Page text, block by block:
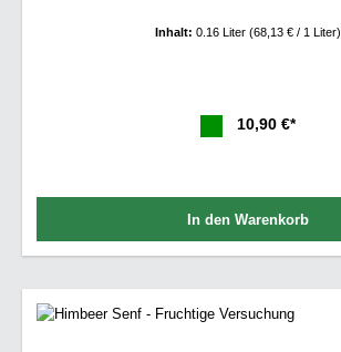
Inhalt: 0.16 Liter (68,13 € / 1 Liter)
10,90 €*
In den Warenkorb